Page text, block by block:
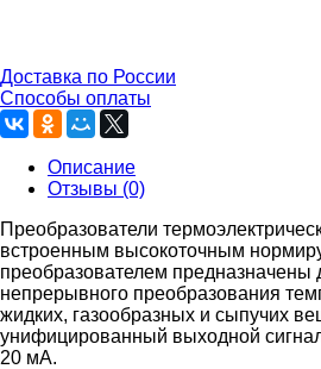
Доставка по России
Способы оплаты
Описание
Отзывы (0)
Преобразователи
встроенным высокоточным
преобразователем предназначены
непрерывного преобразования
жидких, газообразных и сыпучих
унифицированный выходной
20 мА.